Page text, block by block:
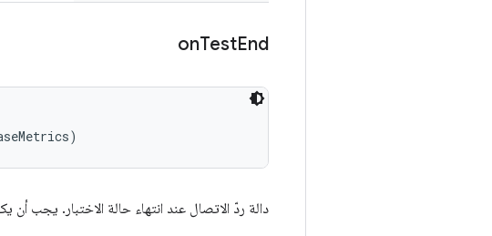
onTestEnd
دالة ردّ الاتصال عند انتهاء حالة الاختبار. يجب